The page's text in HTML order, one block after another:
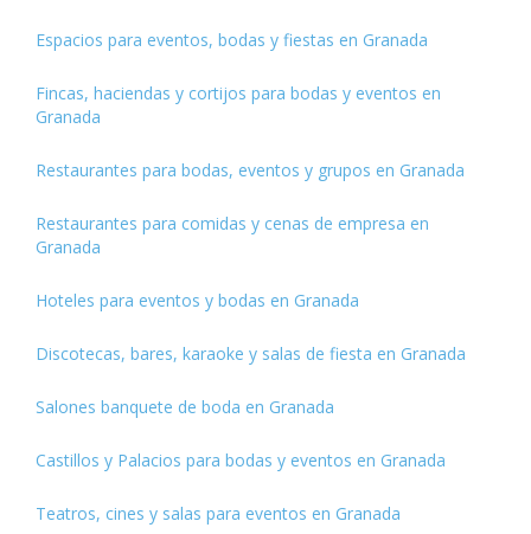
Espacios para eventos, bodas y fiestas en Granada
Fincas, haciendas y cortijos para bodas y eventos en
Granada
Restaurantes para bodas, eventos y grupos en Granada
Restaurantes para comidas y cenas de empresa en
Granada
Hoteles para eventos y bodas en Granada
Discotecas, bares, karaoke y salas de fiesta en Granada
Salones banquete de boda en Granada
Castillos y Palacios para bodas y eventos en Granada
Teatros, cines y salas para eventos en Granada